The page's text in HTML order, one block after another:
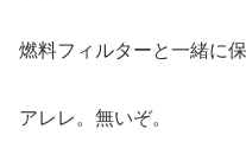
燃料フィルターと一緒に
アレレ。無いぞ。